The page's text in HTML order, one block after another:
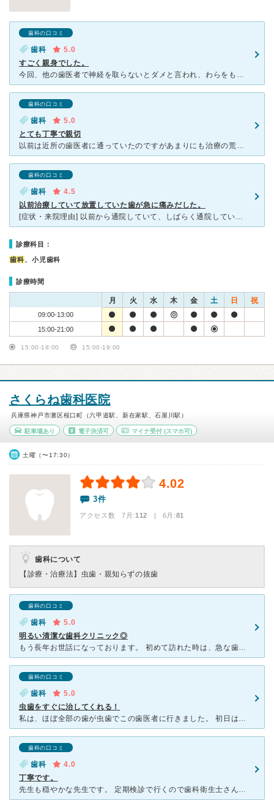
歯科の口コミ
歯科
5.0
すごく親身でした。
今回、他の歯医者で神経を取らないとダメと言われ、わらをも掴む思いで村田歯科さんで相談したところ、本来なら神経を取るほど大きな虫歯だったのに神経を残して治療して頂けました。 神経を残せる薬を使ってもら
歯科の口コミ
歯科
5.0
とても丁寧で親切
以前は近所の歯医者に通っていたのですがあまりにも治療の荒さにトラウマを覚えそこから数年歯医者へ通えなくなりました。ですが意を決して口コミで良いところを探そうと村田歯科さんを見つけました。いざ診察と治療
歯科の口コミ
歯科
4.5
以前治療していて放置していた歯が急に痛みだした。
[症状・来院理由] 以前から通院していて、しばらく通院していなかったが、急に歯が痛み予約はなかったが診てもらいました。 [医師の診断・治療法] 以前治療で通っていたが、しばらく放置していた歯に穴
診療科目：
歯科、小児歯科
診療時間
月 火 水 木 金 土 日 祝
09:00-13:00
15:00-21:00
15:00-18:00 15:00-19:00
さくらね歯科医院
兵庫県神戸市灘区桜口町（六甲道駅、新在家駅、石屋川駅）
駐車場あり 電子決済可 マイナ受付 (スマホ可)
土曜（〜17:30）
4.02
3件
アクセス数 7月:112 | 6月:81
歯科について
【診療・治療法】 虫歯・親知らずの抜歯
歯科の口コミ
歯科
5.0
明るい清潔な歯科クリニック◎
もう長年お世話になっております。 初めて訪れた時は、急な歯痛で七転八倒した時でした。それまで通っていた歯科医院に電話連絡し、『予約でしか診られません。本日はムリです。』と来院を断られ、困り果ててネッ
歯科の口コミ
歯科
5.0
虫歯をすぐに治してくれる！
私は、ほぼ全部の歯が虫歯でこの歯医者に行きました。 初日はどこの歯が虫歯になっているかなどの説明をして次回から治療を始めるようです。私が気に入ったのは「明日にしてくれませんか？」と言うと「いいですよ
歯科の口コミ
歯科
4.0
丁寧です。
先生も穏やかな先生です。 定期検診で行くので歯科衛生士さんも とても丁寧にしてくれます。 こまめに手を離してくれるので 口を長く開けるのがつらい私も そこまで苦に感じません。 以前はスリッ